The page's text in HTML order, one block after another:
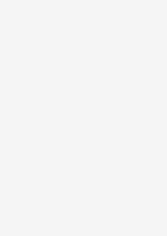
전문 스태프가 실물 상품을 직접 확인한 후 검수 사
수령 후 7일 이내 신청하시면 상품 하자, 사이즈 불
네, 쿠폰과 적립금을 결제 시 함께 사용하실 수 있습